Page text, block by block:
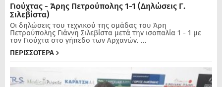
Γιούχτας - Άρης Πετρούπολης 1-1 (Δηλώσεις Γ.
Σιλεβίστα)
Οι δηλώσεις του τεχνικού της ομάδας του Άρη
Πετρούπολης Γιάννη Σιλεβίστα μετά την ισοπαλία 1 - 1 με
τον Γιούχτα στο γήπεδο των Αρχανών. ...
ΠΕΡΙΣΣΟΤΕΡΑ